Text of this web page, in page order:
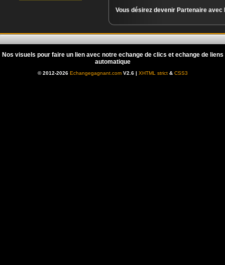
Vous désirez devenir Partenaire
Nos visuels pour faire un lien avec notre echange de clics et echange de liens
automatique
© 2012-2026 Echangegagnant.comV2.6 | XHTML strict& CSS3